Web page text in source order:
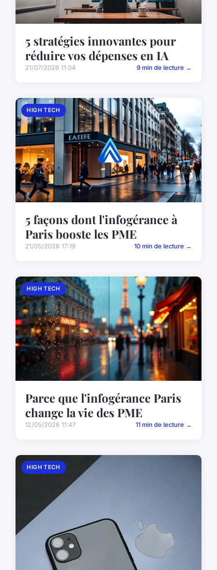
5 stratégies innovantes pour
réduire vos dépenses en IA
21/07/2026 11:04 9 min de lecture →
HIGH TECH
5 façons dont l'infogérance à
Paris booste les PME
21/05/2026 17:19 10 min de lecture →
HIGH TECH
Parce que l'infogérance Paris
change la vie des PME
12/05/2026 11:47 11 min de lecture →
HIGH TECH